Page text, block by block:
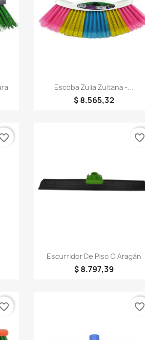
Vista rápida
Escoba Zulia Zultana -...
$ 8.565,32
Vista rápida
Escurridor De Piso O Aragán
$ 8.797,39
favorite_border
favorite_border